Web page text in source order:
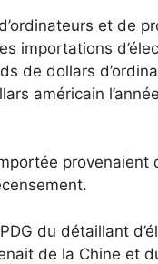
et de
importations
de dollars
américain
du détaillant
de la Chine et